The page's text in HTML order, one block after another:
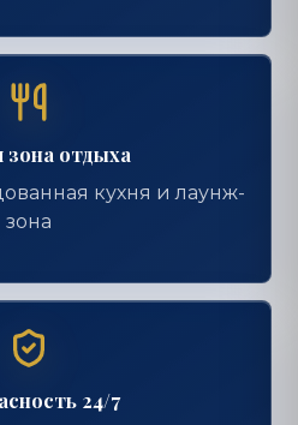
зона отдыха
кухня и лаунж-
зона
24/7